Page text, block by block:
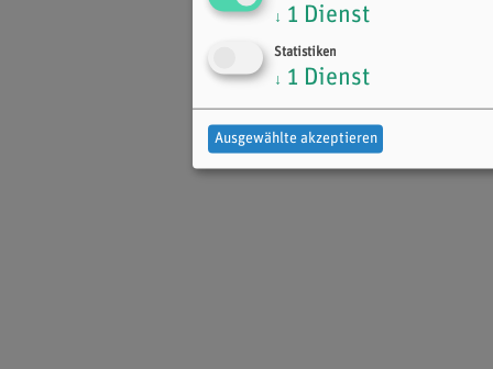
↓ 1 Dienst
Statistiken
↓ 1 Dienst
Ausgewählte akzeptieren